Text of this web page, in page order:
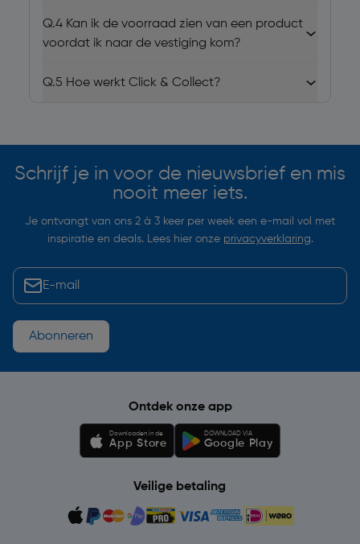
Q.4 Kan ik de voorraad zien van een product
voordat ik naar de vestiging kom?
Q.5 Hoe werkt Click & Collect?
Schrijf je in voor de nieuwsbrief en mis
nooit meer iets.
Je ontvangt van ons 2 à 3 keer per week een e-mail vol met
inspiratie en deals. Lees hier onze privacyverklaring.
Abonneren
Ontdek onze app
Downloaden in de
App Store
DOWNLOAD VIA
Google Play
Veilige betaling